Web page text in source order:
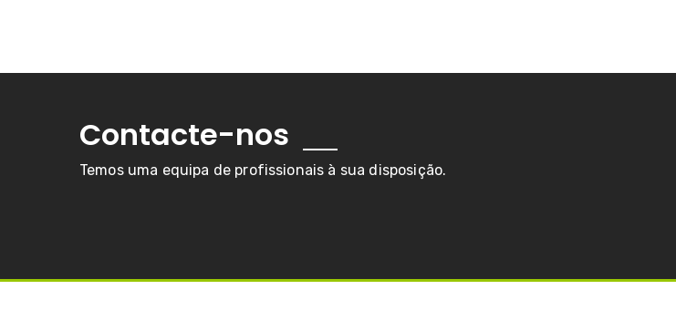
Contacte-nos
Temos uma equipa de profissionais à sua disposição.